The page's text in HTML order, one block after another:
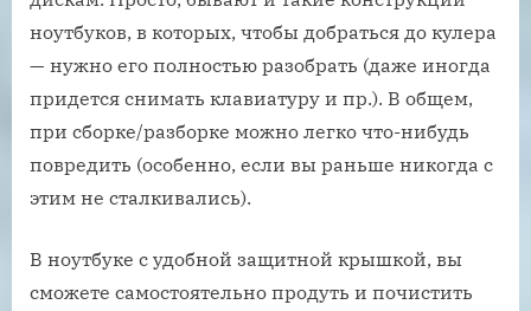
ноутбуков, в которых, чтобы добраться до кулера
— нужно его полностью разобрать (даже иногда
придется снимать клавиатуру и пр.). В общем,
при сборке/разборке можно легко что-нибудь
повредить (особенно, если вы раньше никогда с
этим не сталкивались).
В ноутбуке с удобной защитной крышкой, вы
сможете самостоятельно продуть и почистить